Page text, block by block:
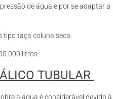
de água e por se adaptar a
tipo taça coluna seca.
litros.
TUBULAR
a água é considerável devido à